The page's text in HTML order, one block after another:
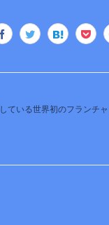
ている世界初のフランチャ